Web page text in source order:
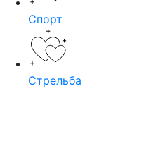
Спорт
Стрельба